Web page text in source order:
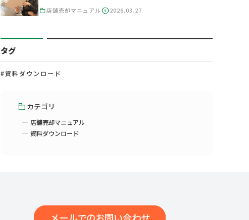
店舗売却マニュアル 2026.03.27
タグ
#資料ダウンロード
カテゴリ
店舗売却マニュアル
資料ダウンロード
メールでのお問い合わせ